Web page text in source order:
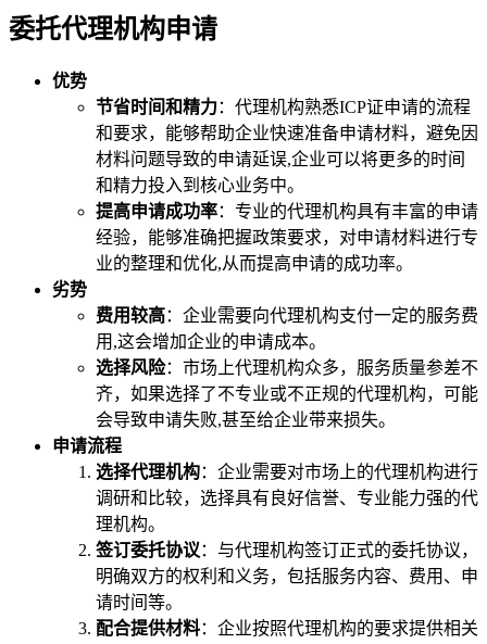
委托代理机构申请
优势
节省时间和精力：代理机构熟悉ICP证申请的流程
和要求，能够帮助企业快速准备申请材料，避免因
材料问题导致的申请延误,企业可以将更多的时间
和精力投入到核心业务中。
提高申请成功率：专业的代理机构具有丰富的申请
经验，能够准确把握政策要求，对申请材料进行专
业的整理和优化,从而提高申请的成功率。
劣势
费用较高：企业需要向代理机构支付一定的服务费
用,这会增加企业的申请成本。
选择风险：市场上代理机构众多，服务质量参差不
齐，如果选择了不专业或不正规的代理机构，可能
会导致申请失败,甚至给企业带来损失。
申请流程
选择代理机构：企业需要对市场上的代理机构进行
调研和比较，选择具有良好信誉、专业能力强的代
理机构。
签订委托协议：与代理机构签订正式的委托协议，
明确双方的权利和义务，包括服务内容、费用、申
请时间等。
配合提供材料：企业按照代理机构的要求提供相关